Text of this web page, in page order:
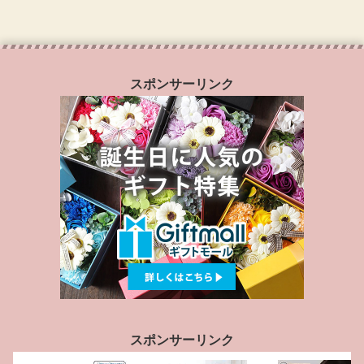
スポンサーリンク
スポンサーリンク